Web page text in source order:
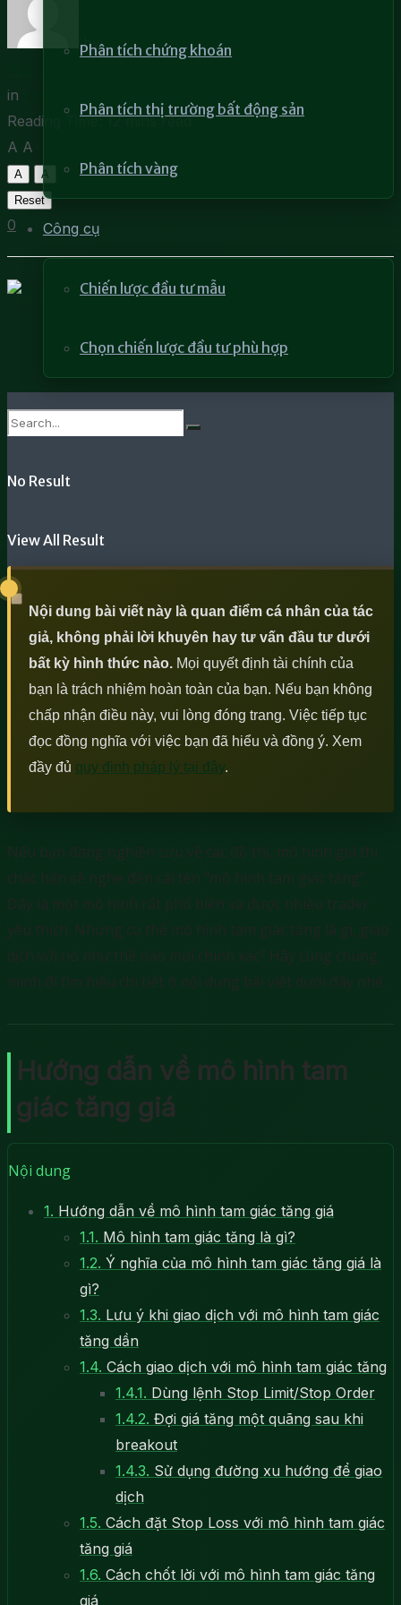
Phân tích chứng khoán
Phân tích thị trường bất động sản
Phân tích vàng
Công cụ
Chiến lược đầu tư mẫu
Chọn chiến lược đầu tư phù hợp
No Result
View All Result
by DRCCHEN
in
Reading Time: 12 mins read
A A
A
A
Reset
0
Nội dung bài viết này là quan điểm cá nhân của tác
giả, không phải lời khuyên hay tư vấn đầu tư dưới
bất kỳ hình thức nào. Mọi quyết định tài chính của
bạn là trách nhiệm hoàn toàn của bạn. Nếu bạn không
chấp nhận điều này, vui lòng đóng trang. Việc tiếp tục
đọc đồng nghĩa với việc bạn đã hiểu và đồng ý. Xem
đầy đủ quy định pháp lý tại đây.
Nếu bạn đang nghiên cứu về các đồ thị, mô hình giá thì
chắc hẳn sẽ nghe đến cái tên “mô hình tam giác tăng”.
Đây là một mô hình rất phổ biến và được nhiều trader
yêu thích. Nhưng cụ thể mô hình tam giác tăng là gì, giao
dịch với nó như thế nào mới chính xác? Hãy cùng chúng
mình đi tìm hiểu chi tiết ở nội dung bài viết dưới đây nhé.
Hướng dẫn về mô hình tam
giác tăng giá
Nội dung
1. Hướng dẫn về mô hình tam giác tăng giá
1.1. Mô hình tam giác tăng là gì?
1.2. Ý nghĩa của mô hình tam giác tăng giá là
gì?
1.3. Lưu ý khi giao dịch với mô hình tam giác
tăng dần
1.4. Cách giao dịch với mô hình tam giác tăng
1.4.1. Dùng lệnh Stop Limit/Stop Order
1.4.2. Đợi giá tăng một quãng sau khi
breakout
1.4.3. Sử dụng đường xu hướng để giao
dịch
1.5. Cách đặt Stop Loss với mô hình tam giác
tăng giá
1.6. Cách chốt lời với mô hình tam giác tăng
giá